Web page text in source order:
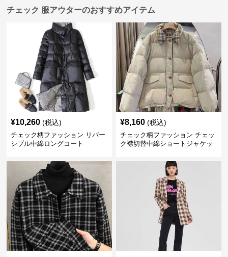
チェック 服アウターのおすすめアイテム
¥10,260 (税込)
チェック柄ファッション リバー
シブル中綿ロングコート
¥8,160 (税込)
チェック柄ファッション チェッ
ク襟切替中綿ショートジャケッ